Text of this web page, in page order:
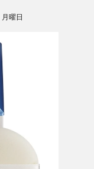
月曜日